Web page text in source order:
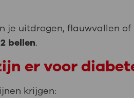
je uitdrogen, flauwvallen
bellen.
er voor
krijgen: